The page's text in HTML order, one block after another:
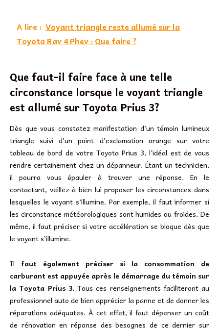
A lire : Voyant triangle reste allumé sur la
Toyota Rav 4 Phev : Que faire ?
Que faut-il faire face à une telle
circonstance lorsque le voyant triangle
est allumé sur Toyota Prius 3?
Dès que vous constatez manifestation d’un témoin lumineux
triangle suivi d’un point d’exclamation orange sur votre
tableau de bord de votre Toyota Prius 3, l’idéal est de vous
rendre certainement chez un dépanneur. Étant un technicien,
il pourra vous épauler à trouver une réponse. En le
contactant, veillez à bien lui proposer les circonstances dans
lesquelles le voyant s’illumine. Par exemple, il faut informer si
les circonstance météorologiques sont humides ou froides. De
même, il faut préciser si votre accélération se bloque dès que
le voyant s’illumine.
Il faut également préciser si la consommation de
carburant est appuyée après le démarrage du témoin sur
la Toyota Prius 3. Tous ces renseignements faciliteront au
professionnel auto de bien apprécier la panne et de donner les
réparations adéquates. À cet effet, il faut dépenser un coût
de rénovation en réponse des besognes de ce dernier sur